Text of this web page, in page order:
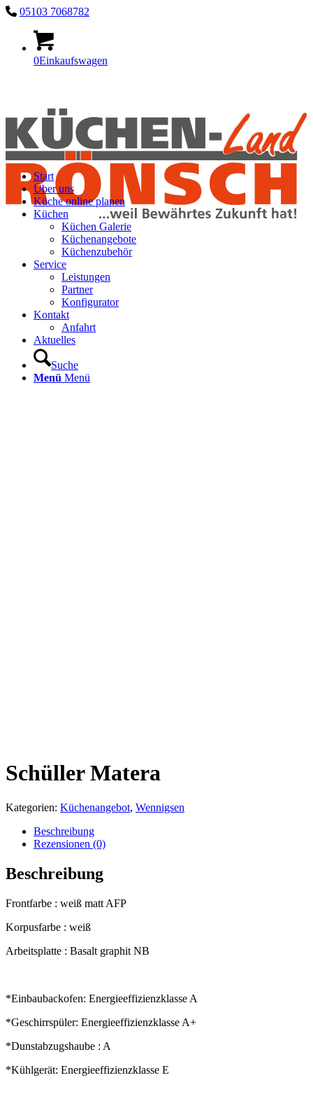
05103 7068782
0Einkaufswagen
Start
Über uns
Küche online planen
Küchen
Küchen Galerie
Küchenangebote
Küchenzubehör
Service
Leistungen
Partner
Konfigurator
Kontakt
Anfahrt
Aktuelles
Suche
Menü Menü
Schüller Matera
Kategorien: Küchenangebot, Wennigsen
Beschreibung
Rezensionen (0)
Beschreibung
Frontfarbe : weiß matt AFP
Korpusfarbe : weiß
Arbeitsplatte : Basalt graphit NB
*Einbaubackofen: Energieeffizienzklasse A
*Geschirrspüler: Energieeffizienzklasse A+
*Dunstabzugshaube : A
*Kühlgerät: Energieeffizienzklasse E